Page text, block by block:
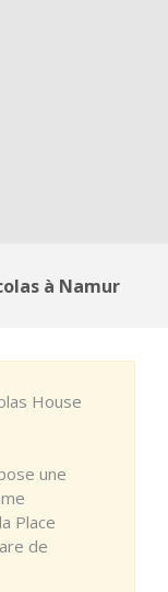
à Namur
House
une
Place
de